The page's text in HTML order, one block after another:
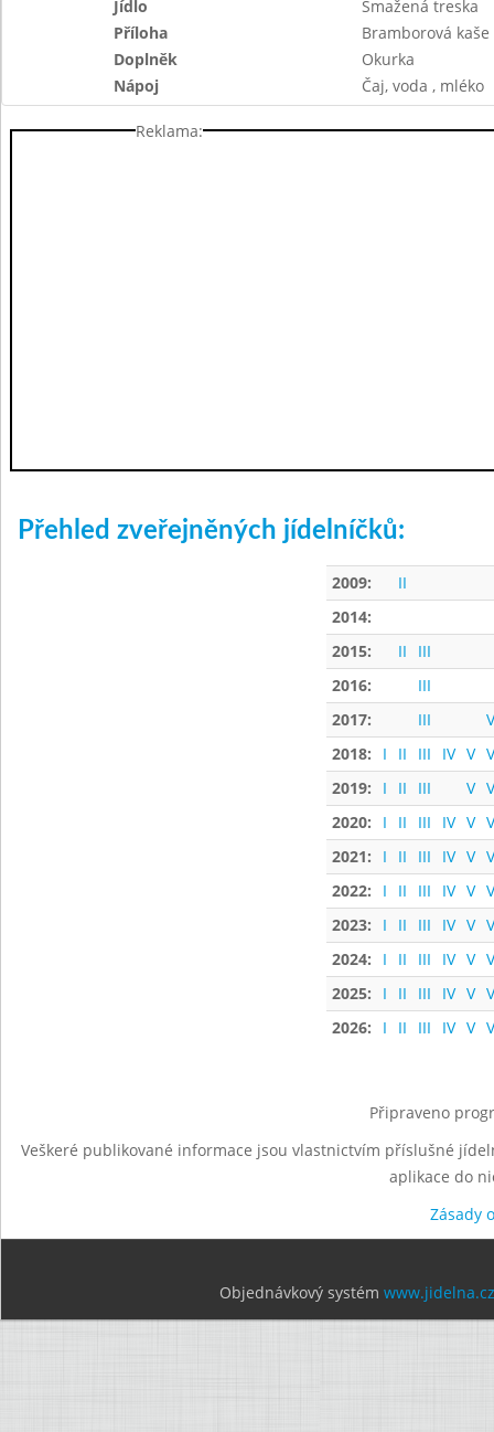
Jídlo
Smažená treska
Příloha
Bramborová kaše
Doplněk
Okurka
Nápoj
Čaj, voda , mléko
Reklama:
Přehled zveřejněných jídelníčků:
2009:
II
2014:
2015:
II
III
2016:
III
2017:
III
2018:
I II III IV V
2019:
I II III V
2020:
I II III IV V
2021:
I II III IV V
2022:
I II III IV V
2023:
I II III IV V
2024:
I II III IV V
2025:
I II III IV V
2026:
I II III IV V
Připraveno
Veškeré publikované informace jsou vlastnictvím příslušné
aplikace do
Zásady
Objednávkový systém www.jidelna.cz